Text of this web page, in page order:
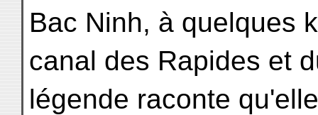
Bac Ninh, à quelques
canal des Rapides et
légende raconte